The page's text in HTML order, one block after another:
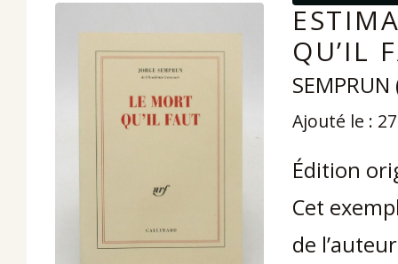
QU’IL
SEMPRUN
Ajouté le :
Édition
Cet
de